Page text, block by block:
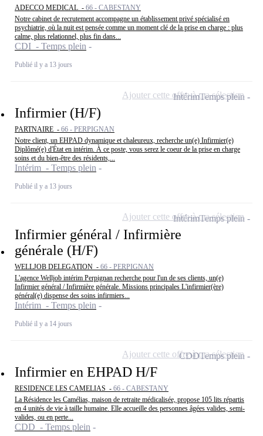
ADECCO MEDICAL - 66 - CABESTANY
Notre cabinet de recrutement accompagne un établissement privé spécialisé en
psychiatrie, où la nuit est pensée comme un moment clé de la prise en charge : plus
calme, plus relationnel, plus fin dans...
CDI - Temps plein
Publié il y a 13 jours
Infirmier (H/F)
PARTNAIRE - 66 - PERPIGNAN
Notre client, un EHPAD dynamique et chaleureux, recherche un(e) Infirmier(e)
Diplômé(e) d'État en intérim. À ce poste, vous serez le coeur de la prise en charge
soins et du bien-être des résidents,...
Intérim - Temps plein
Publié il y a 13 jours
IntérimTemps plein
Ajouter cette offre à ma sélection
Infirmier général / Infirmière
générale (H/F)
WELLJOB DELEGATION - 66 - PERPIGNAN
L'agence Welljob intérim Perpignan recherche pour l'un de ses clients, un(e)
Infirmier général / Infirmière générale. Missions principales L'infirmier(ère)
général(e) dispense des soins infirmiers...
Intérim - Temps plein
Publié il y a 14 jours
IntérimTemps plein
Ajouter cette offre à ma sélection
Infirmier en EHPAD H/F
RESIDENCE LES CAMELIAS - 66 - CABESTANY
La Résidence les Camélias, maison de retraite médicalisée, propose 105 lits répartis
en 4 unités de vie à taille humaine. Elle accueille des personnes âgées valides, semi-
valides, ou en perte...
CDD - Temps plein
CDDTemps plein
Ajouter cette offre à ma sélection